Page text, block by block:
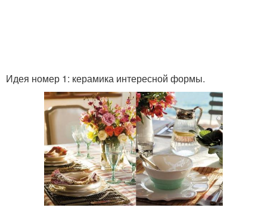
Идея номер 1: керамика интересной формы.